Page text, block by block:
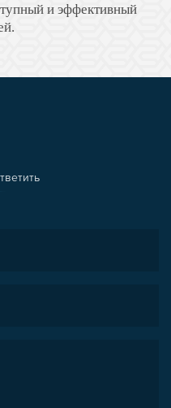
и эффективный